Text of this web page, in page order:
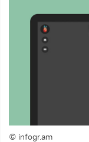
© infogr.am